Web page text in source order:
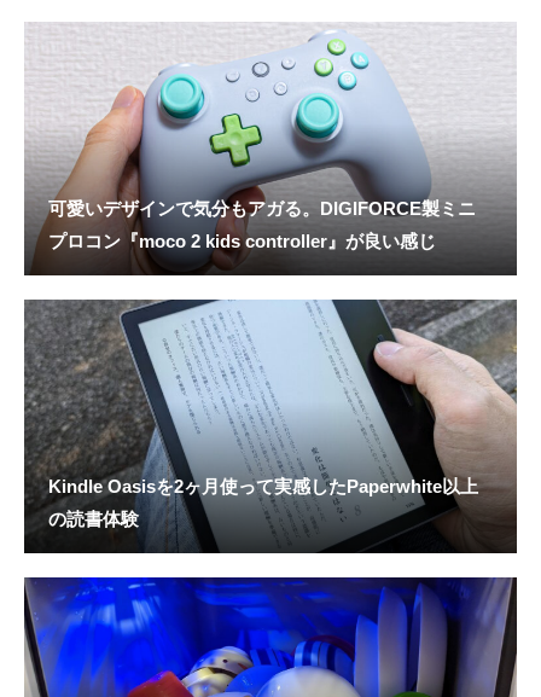
可愛いデザインで気分もアガる。DIGIFORCE製ミニ
プロコン『moco 2 kids controller』が良い感じ
Kindle Oasisを2ヶ月使って実感したPaperwhite以上
の読書体験